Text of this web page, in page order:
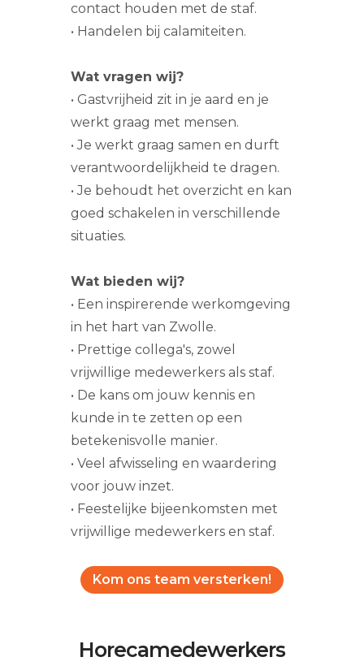
contact houden met de staf.
• Handelen bij calamiteiten.
Wat vragen wij?
• Gastvrijheid zit in je aard en je
werkt graag met mensen.
• Je werkt graag samen en durft
verantwoordelijkheid te dragen.
• Je behoudt het overzicht en kan
goed schakelen in verschillende
situaties.
Wat bieden wij?
• Een inspirerende werkomgeving
in het hart van Zwolle.
• Prettige collega's, zowel
vrijwillige medewerkers als staf.
• De kans om jouw kennis en
kunde in te zetten op een
betekenisvolle manier.
• Veel afwisseling en waardering
voor jouw inzet.
• Feestelijke bijeenkomsten met
vrijwillige medewerkers en staf.
Kom ons team versterken!
Horecamedewerkers